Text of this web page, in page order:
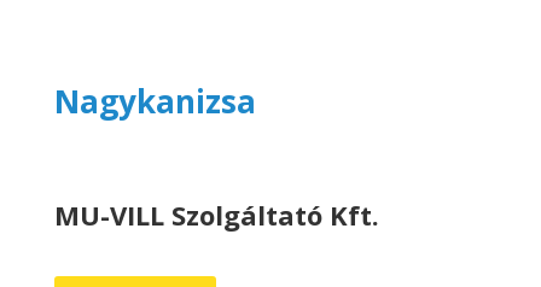
Nagykanizsa
MU-VILL Szolgáltató Kft.